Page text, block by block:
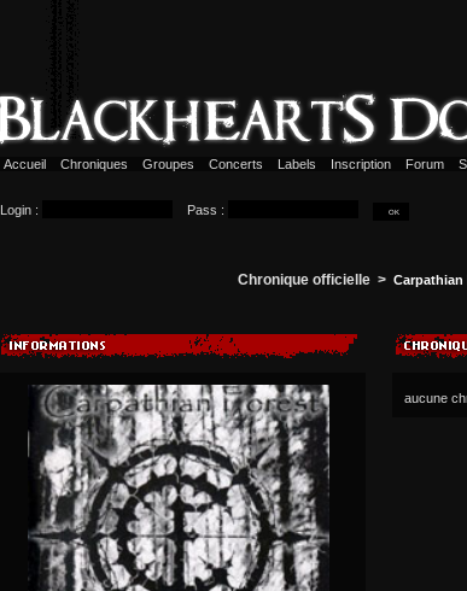
Accueil Chroniques Groupes Concerts Labels Inscription Forum
Login : Pass :
Chronique officielle > Carpathian
aucune